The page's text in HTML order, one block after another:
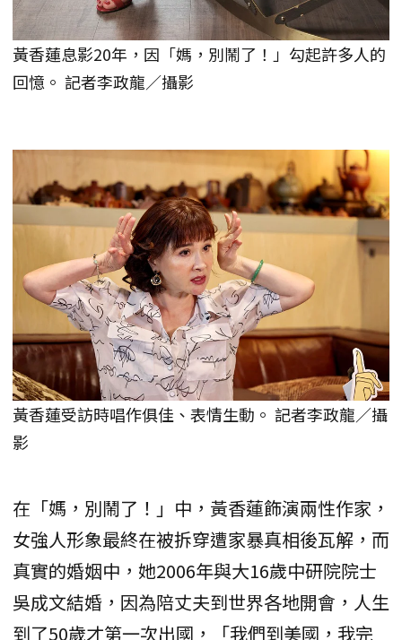
黃香蓮息影20年，因「媽，別鬧了！」勾起許多人的
回憶。 記者李政龍／攝影
黃香蓮受訪時唱作俱佳、表情生動。 記者李政龍／攝
影
在「媽，別鬧了！」中，黃香蓮飾演兩性作家，
女強人形象最終在被拆穿遭家暴真相後瓦解，而
真實的婚姻中，她2006年與大16歲中研院院士
吳成文結婚，因為陪丈夫到世界各地開會，人生
到了50歲才第一次出國，「我們到美國，我完